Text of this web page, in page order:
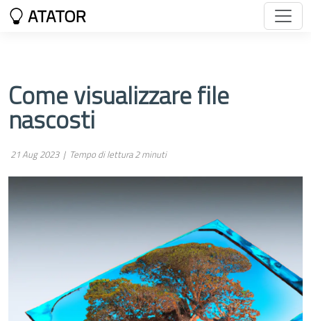
ATATOR
Come visualizzare file
nascosti
21 Aug 2023 | Tempo di lettura 2 minuti